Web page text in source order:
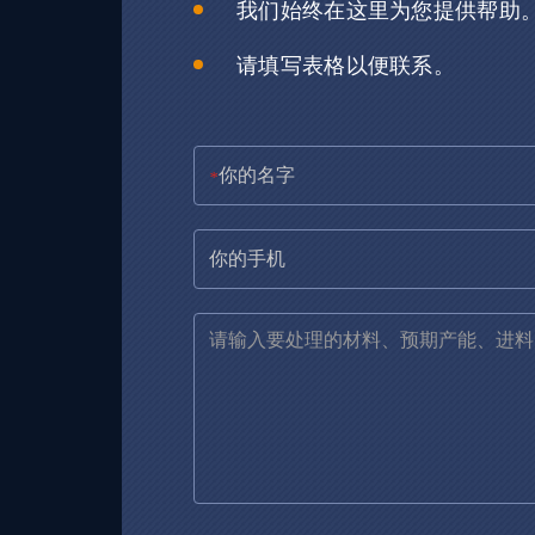
我们始终在这里为您提供帮助
请填写表格以便联系。
*